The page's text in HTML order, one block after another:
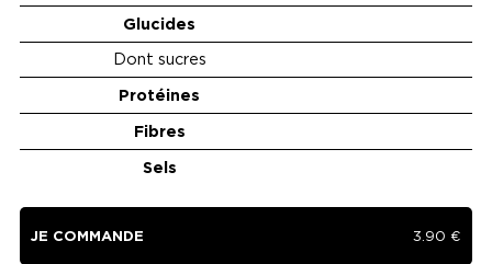
Glucides
Dont sucres
Protéines
Fibres
Sels
JE COMMANDE 3.90 €